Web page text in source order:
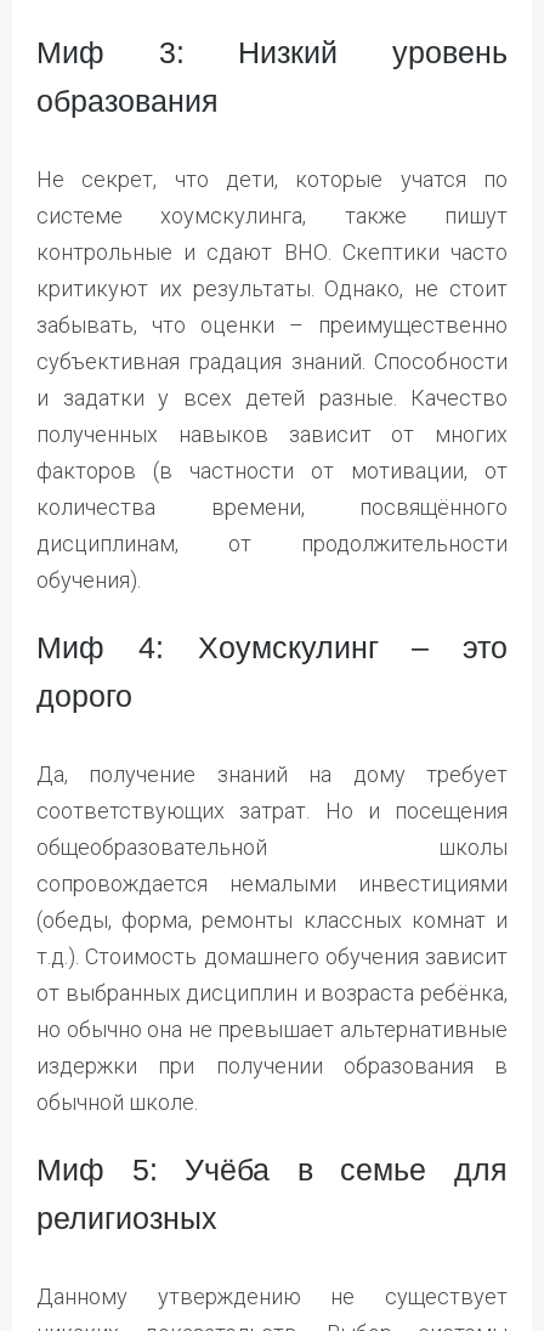
Миф 3: Низкий уровень
образования
Не секрет, что дети, которые учатся по
системе хоумскулинга, также пишут
контрольные и сдают ВНО. Скептики часто
критикуют их результаты. Однако, не стоит
забывать, что оценки – преимущественно
субъективная градация знаний. Способности
и задатки у всех детей разные. Качество
полученных навыков зависит от многих
факторов (в частности от мотивации, от
количества времени, посвящённого
дисциплинам, от продолжительности
обучения).
Миф 4: Хоумскулинг – это
дорого
Да, получение знаний на дому требует
соответствующих затрат. Но и посещения
общеобразовательной школы
сопровождается немалыми инвестициями
(обеды, форма, ремонты классных комнат и
т.д.). Стоимость домашнего обучения зависит
от выбранных дисциплин и возраста ребёнка,
но обычно она не превышает альтернативные
издержки при получении образования в
обычной школе.
Миф 5: Учёба в семье для
религиозных
Данному утверждению не существует